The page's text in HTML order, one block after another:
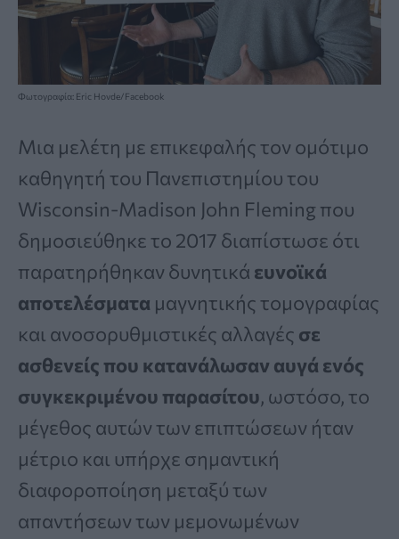
Φωτογραφία: Eric Hovde/Facebook
Μια μελέτη με επικεφαλής τον ομότιμο
καθηγητή του Πανεπιστημίου του
Wisconsin-Madison John Fleming που
δημοσιεύθηκε το 2017 διαπίστωσε ότι
παρατηρήθηκαν δυνητικά ευνοϊκά
αποτελέσματα μαγνητικής τομογραφίας
και ανοσορυθμιστικές αλλαγές σε
ασθενείς που κατανάλωσαν αυγά ενός
συγκεκριμένου παρασίτου, ωστόσο, το
μέγεθος αυτών των επιπτώσεων ήταν
μέτριο και υπήρχε σημαντική
διαφοροποίηση μεταξύ των
απαντήσεων των μεμονωμένων